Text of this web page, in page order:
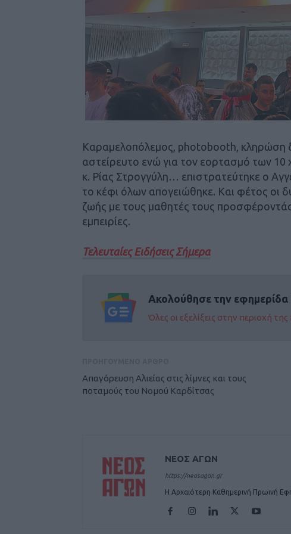
Καραμελοπόλεμος, photobooth, κληρώση
αστείρευτο ενώ για τον εορτασμό των
κ. Ρίας Στρογγύλη… επιστρατεύτηκε ο
το κέφι όλων απογειώθηκε. Και φέτος οι
ζωής με τους μαθητές τους
εμπειρίες.
Τελευταίες Ειδήσεις Σήμερα
Ακολούθησε την
Όλες οι εξελίξεις στην περιοχή
Απαγόρευση Αλιείας στις λίμνες και τους
ποταμούς του Νομού Καρδίτσας
ΝΕΟΣ ΑΓΩΝ
https://neosagon.gr
Η Αρχαιότερη Καθημερινή Πρωινή